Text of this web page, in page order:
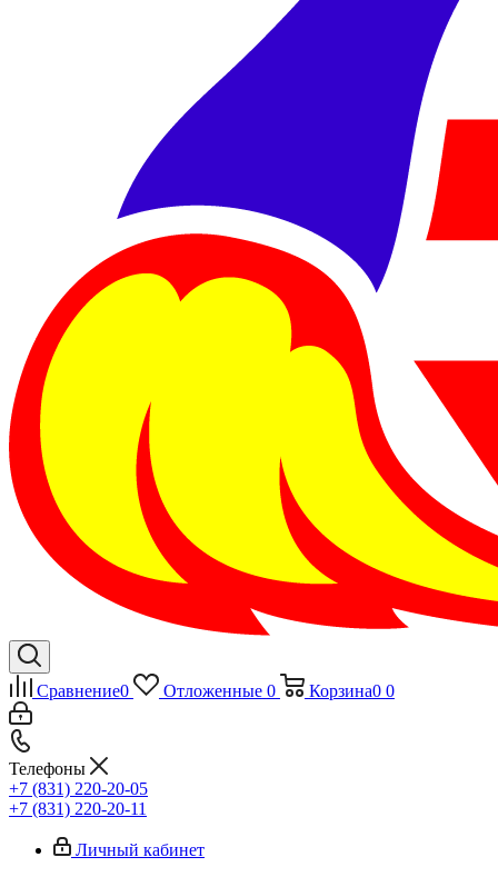
Сравнение0 Отложенные 0 Корзина0 0
Телефоны
+7 (831) 220-20-05
+7 (831) 220-20-11
Личный кабинет